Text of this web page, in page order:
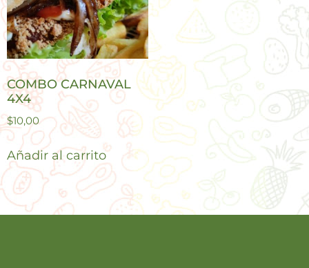
COMBO CARNAVAL
4X4
$10,00
Añadir al carrito